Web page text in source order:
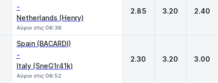
-
Netherlands (Henry)
Αύριο στις 06:36
2.85 3.20 2.40
Spain (BACARDI)
-
Italy (SneG1r41k)
Αύριο στις 06:52
2.30 3.20 3.00